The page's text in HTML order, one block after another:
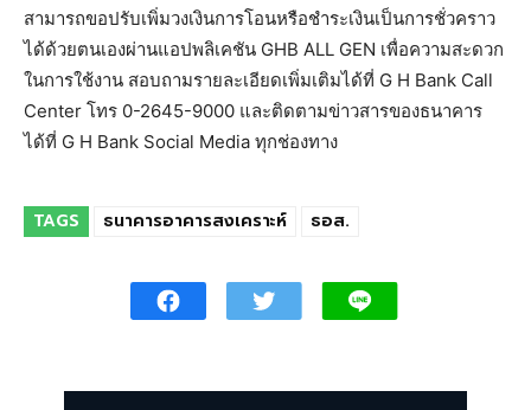
สามารถขอปรับเพิ่มวงเงินการโอนหรือชำระเงินเป็นการชั่วคราว
ได้ด้วยตนเองผ่านแอปพลิเคชัน GHB ALL GEN เพื่อความสะดวก
ในการใช้งาน สอบถามรายละเอียดเพิ่มเติมได้ที่ G H Bank Call
Center โทร 0-2645-9000 และติดตามข่าวสารของธนาคาร
ได้ที่ G H Bank Social Media ทุกช่องทาง
TAGS ธนาคารอาคารสงเคราะห์ ธอส.